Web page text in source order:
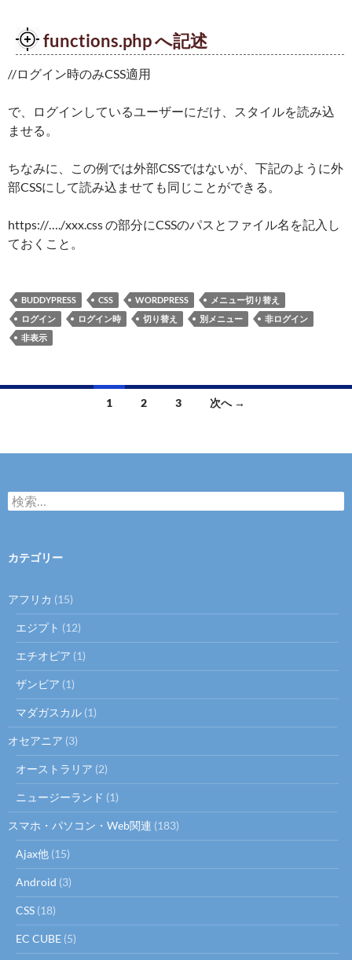
functions.php へ記述
//ログイン時のみCSS適用
で、ログインしているユーザーにだけ、スタイルを読み込
ませる。
ちなみに、この例では外部CSSではないが、下記のように外
部CSSにして読み込ませても同じことができる。
https://…./xxx.css の部分にCSSのパスとファイル名を記入し
ておくこと。
BUDDYPRESS CSS WORDPRESS
メニュー切り替え
ログイン
ログイン時 切り替え 別メニュー
非ログイン
非表示
ナ
ゲ
シ
ョ
ン
1 2 3 次へ →
検
索
カテゴリー
アフリカ (15)
エジプト (12)
エチオピア (1)
ザンビア (1)
マダガスカル (1)
オセアニア (3)
オーストラリア (2)
ニュージーランド (1)
スマホ・パソコン・Web関連 (183)
Ajax他 (15)
Android (3)
CSS (18)
EC CUBE (5)